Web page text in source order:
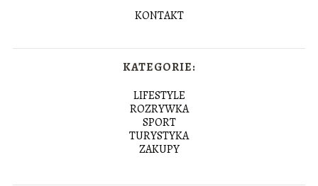
KONTAKT
KATEGORIE:
LIFESTYLE
ROZRYWKA
SPORT
TURYSTYKA
ZAKUPY